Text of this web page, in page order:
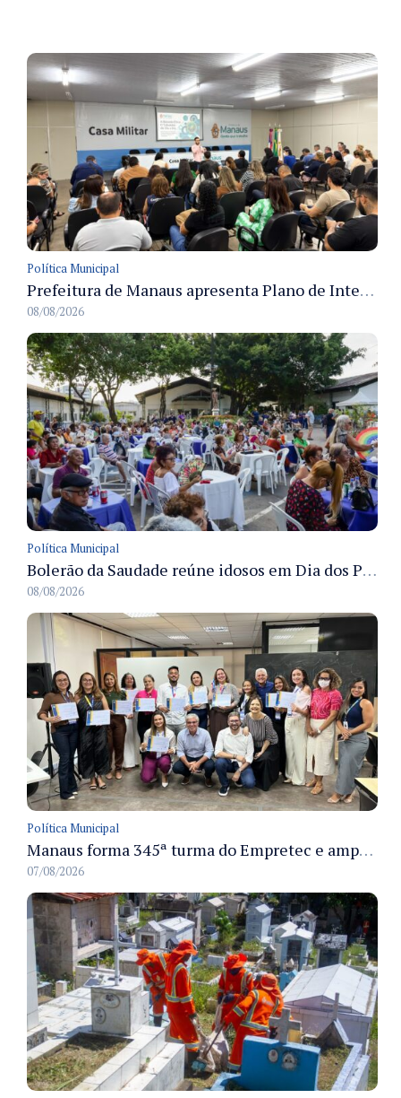
Política Municipal
Prefeitura de Manaus apresenta Plano de Integridade da CGM e qualifica servidores para governança e conformidade no biênio 2027-2028
08/08/2026
Política Municipal
Bolerão da Saudade reúne idosos em Dia dos Pais promovido pela Fundação Dr. Thomas em Manaus
08/08/2026
Política Municipal
Manaus forma 345ª turma do Empretec e amplia qualificação de empreendedores na cidade
07/08/2026